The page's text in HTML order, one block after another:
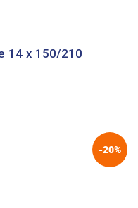
14 x 150/210
-20%